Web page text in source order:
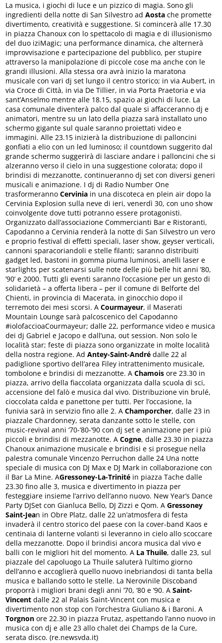
La musica, i giochi di luce e un pizzico di magia. Sono gli
ingredienti della notte di San Silvestro ad Aosta che promette
divertimento, creatività e suggestione. Si comincerà alle 17.30
in piazza Chanoux con lo spettacolo di magia e di illusionismo
del duo iziMagic; una performance dinamica, che alternerà
improvvisazione e partecipazione del pubblico, per stupire
attraverso la manipolazione di piccole cose ma anche con le
grandi illusioni. Alla stessa ora avrà inizio la maratona
musicale con vari dj set lungo il centro storico; in via Aubert, in
via Croce di Città, in via De Tillier, in via Porta Praetoria e via
sant’Anselmo mentre alle 18.15, spazio ai giochi di luce. La
casa comunale diventerà palco dal quale si affacceranno dj e
animatori, mentre su un lato della piazza sarà installato uno
schermo gigante sul quale saranno proiettati video e
immagini. Alle 23.15 inizierà la distribuzione di palloncini
gonfiati a elio con un led luminoso; il countdown suggerito dal
grande schermo suggerirà di lasciare andare i palloncini che si
alzeranno verso il cielo in una suggestione colorata; dopo il
brindisi di mezzanotte, continueranno dj set con diversi generi
musicali e animazione. I dj di Radio Number One
trasformerannoCervinia in una discoteca en plein air dopo la
Cervinia Explosion sulla neve di ieri, venerdì 30, con uno show
coinvolgente dove tutti potranno essere protagonisti.
Organizzato dall’associazione Commercianti Bar e Ristoranti,
Capodanno a Cervinia renderà la notte di San Silvestro un vero
e proprio festival di effetti speciali, laser show, geyser verticali,
cannoni sparacoriandoli e stelle filanti; saranno distribuiti
gadget led, bastoni in gomma piuma luminosi, anelli laser e
starlights per scatenarsi sulle note delle più belle hit anni ’80,
’90’ e 2000. Tutti gli eventi saranno l’occasione per un gesto di
solidarietà – a offerta libera – per il comune di Belforte del
Chienti, in provincia di Macerata, in ginocchio dopo il
terremoto dei mesi scorsi. A Courmayeur, il Maserati
Mountain Lounge sarà palcoscenico del Capodanno
#iolofaccioaCourmayeur; dalle 22, performance video e musica
dei dj Gabriel e Jacopo e dall’una, out session. Non solo le
località star; feste di piazza sono organizzate in molte località
della nostra regione. AdAntey-Saint-André dalle 22 al
padiglione sportivo dell’area Filey intrattenimento musicale,
tombolone e brindisi di mezzanotte. AChamois ore 23.30 in
piazza, arrivo della fiaccolata organizzata dalla scuola di sci,
accensione del falò e musica dal vivo. Distribuzione vin brulé,
cioccolata calda e panettone per tutti. Per l’occasione, la
funivia sarà in servizio fino alle 2. AChamporcher, dalle 23 in
piazzale Chardonney, serata danzante sotto le stelle, con
music-revival anni ‘70-’80-’90 con dj set e animazione per i più
piccoli e brindisi di mezzanotte. A Cogne, dalle 23.30 in piazza
Chanoux animazione musicale e brindisi e si prosegue nella
palestra comunale Vincenzo Perruchon dalle 24 Una notte
speciale di musica con DJ Max e DJ Mark in collaborazione con
il Bar La Mine. AGressoney-La-Trinité in piazza Tache dalle
23.30 fino alle 3, musica e divertimento in piazza per
festeggiare insieme l’arrivo dell’anno nuovo. New Year’s Dance
Party DJSet con Gianluca Bello, DJ Zizzi e Qom. A Gressoney
Saint-Jean in Obre Platz, dalle 22 un’atmosfera di festa
invaderà il centro storico del paese con la cover-band Kaos e
centinaia di lanterne volanti si leveranno in cielo allo scoccare
della mezzanotte. Dopo il brindisi ancora musica dal vivo e
balli con le migliori hit del momento. A La Thuile, dalle 23, sul
piazzale del capoluogo La Thuile saluterà l’ultimo giorno
dell’anno e accoglierà quello nuovo inebriandosi di tanta bella
musica e ballando sotto le stelle. La Nerovinile Discoband
proporrà i migliori brani degli anni ‘70, ‘80 e ‘90. A Saint-
Vincent dalle 22 al Palais Saint-Vincent con musica e
divertimento non stop con l’orchestra Giuliano & i Baroni. A
Torgnon ore 22.30 in piazza Frutaz, aspettando l’anno nuovo in
musica con dj e alle 23 allo chalet dei Champs de la Cure,
serata disco. (re.newsvda.it)